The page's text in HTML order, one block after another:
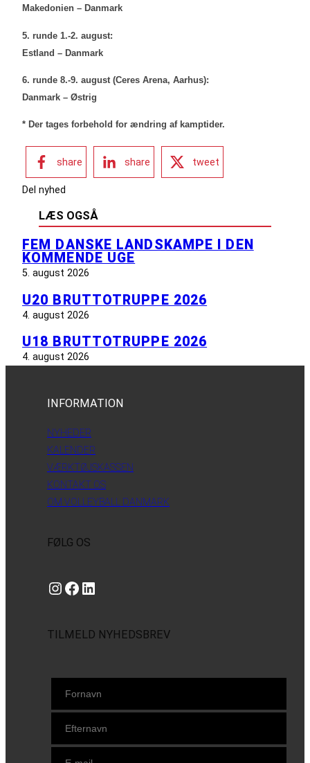
Makedonien – Danmark
5. runde 1.-2. august:
Estland – Danmark
6. runde 8.-9. august (Ceres Arena, Aarhus):
Danmark – Østrig
* Der tages forbehold for ændring af kamptider.
share share tweet
Del nyhed
LÆS OGSÅ
FEM DANSKE LANDSKAMPE I DEN
KOMMENDE UGE
5. august 2026
U20 BRUTTOTRUPPE 2026
4. august 2026
U18 BRUTTOTRUPPE 2026
4. august 2026
INFORMATION
NYHEDER
KALENDER
VÆRKTØJSKASSEN
KONTAKT OS
OM VOLLEYBALL DANMARK
FØLG OS
Instagram https://www.facebook.com/danishbeachvolleytour LinkedIn
TILMELD NYHEDSBREV